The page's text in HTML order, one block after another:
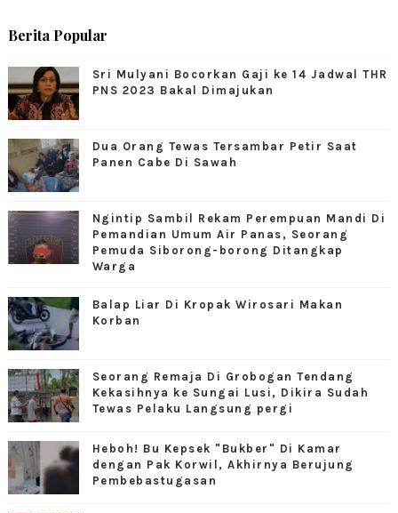
Berita Popular
Sri Mulyani Bocorkan Gaji ke 14 Jadwal THR
PNS 2023 Bakal Dimajukan
Dua Orang Tewas Tersambar Petir Saat
Panen Cabe Di Sawah
Ngintip Sambil Rekam Perempuan Mandi Di
Pemandian Umum Air Panas, Seorang
Pemuda Siborong-borong Ditangkap
Warga
Balap Liar Di Kropak Wirosari Makan
Korban
Seorang Remaja Di Grobogan Tendang
Kekasihnya ke Sungai Lusi, Dikira Sudah
Tewas Pelaku Langsung pergi
Heboh! Bu Kepsek "Bukber" Di Kamar
dengan Pak Korwil, Akhirnya Berujung
Pembebastugasan